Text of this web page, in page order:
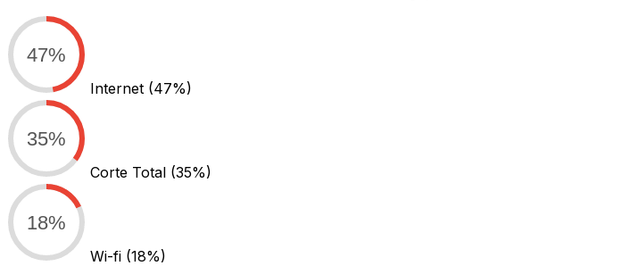
47%
Internet (47%)
35%
Corte Total (35%)
18%
Wi-fi (18%)